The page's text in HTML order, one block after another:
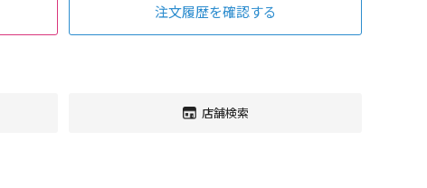
注文履歴を確認する
店舗検索